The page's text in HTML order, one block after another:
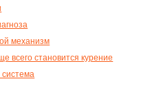
механизм
всего становится курение